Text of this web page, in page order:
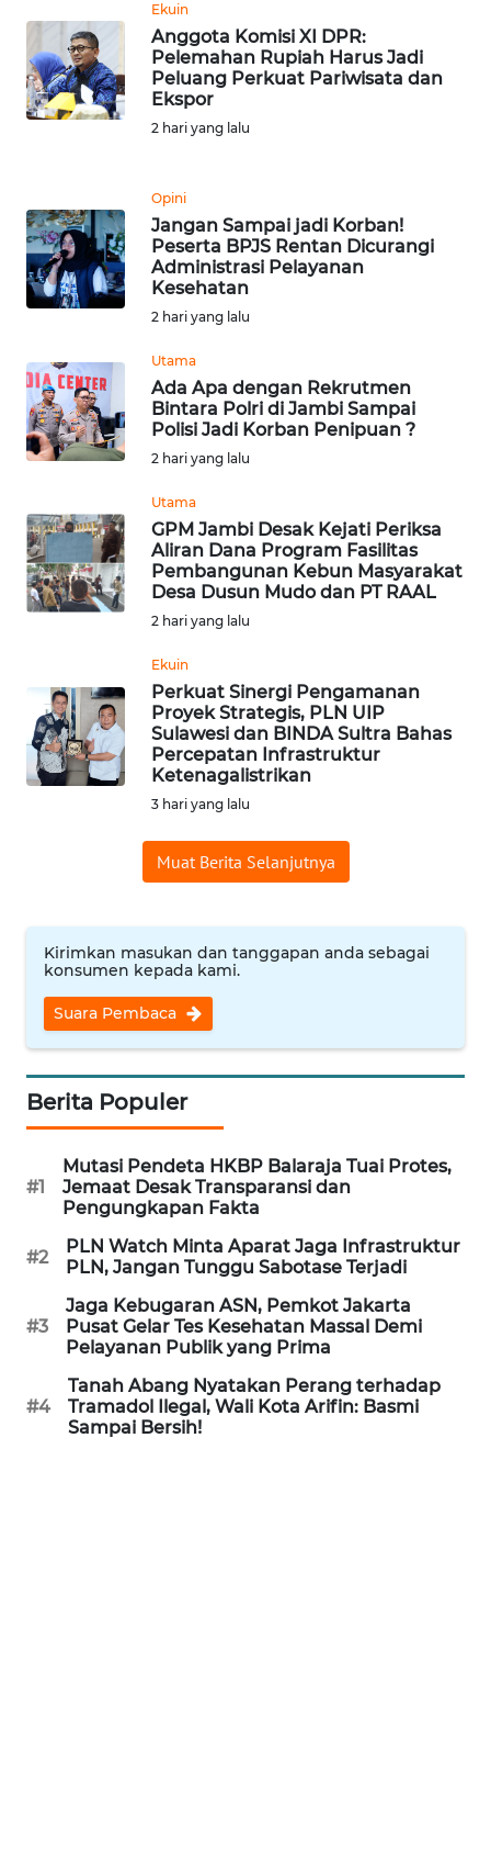
Ekuin
Anggota Komisi XI DPR:
Pelemahan Rupiah Harus Jadi
Peluang Perkuat Pariwisata dan
Ekspor
2 hari yang lalu
Opini
Jangan Sampai jadi Korban!
Peserta BPJS Rentan Dicurangi
Administrasi Pelayanan
Kesehatan
2 hari yang lalu
Utama
Ada Apa dengan Rekrutmen
Bintara Polri di Jambi Sampai
Polisi Jadi Korban Penipuan ?
2 hari yang lalu
Utama
GPM Jambi Desak Kejati Periksa
Aliran Dana Program Fasilitas
Pembangunan Kebun Masyarakat
Desa Dusun Mudo dan PT RAAL
2 hari yang lalu
Ekuin
Perkuat Sinergi Pengamanan
Proyek Strategis, PLN UIP
Sulawesi dan BINDA Sultra Bahas
Percepatan Infrastruktur
Ketenagalistrikan
3 hari yang lalu
Muat Berita Selanjutnya
Kirimkan masukan dan tanggapan anda sebagai
konsumen kepada kami.
Suara Pembaca
Berita Populer
#1
Mutasi Pendeta HKBP Balaraja Tuai Protes,
Jemaat Desak Transparansi dan
Pengungkapan Fakta
#2
PLN Watch Minta Aparat Jaga Infrastruktur
PLN, Jangan Tunggu Sabotase Terjadi
#3
Jaga Kebugaran ASN, Pemkot Jakarta
Pusat Gelar Tes Kesehatan Massal Demi
Pelayanan Publik yang Prima
#4
Tanah Abang Nyatakan Perang terhadap
Tramadol Ilegal, Wali Kota Arifin: Basmi
Sampai Bersih!
WN
CIANJUR
WN
KEPULAUAN
WN
TANGERANG
WN
BINJAI
WN
CIREBON
WN
WN
KUNINGAN
WN
WN
SUBANG
WN
PRIANGAN
TIMUR
WN
WN
MADURA
SURABAYA